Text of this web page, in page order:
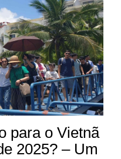
para o Vietnã
2025? – Um